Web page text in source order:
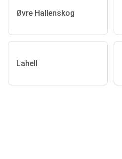
Øvre Hallenskog
Lahell